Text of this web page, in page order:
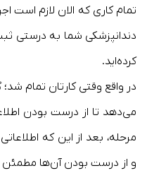
تمام کاری که الان لازم است
دندانپزشکی شما به درستی
کرده‌اید.
در واقع وقتی کارتان تمام
می‌دهد تا از درست بودن
مرحله، بعد از این که
و از درست بودن آن‌ها مطمئن